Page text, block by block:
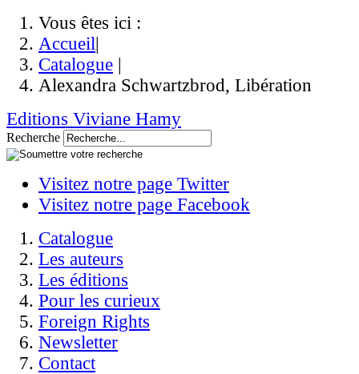
Vous êtes ici :
Accueil|
Catalogue |
Alexandra Schwartzbrod, Libération
Editions Viviane Hamy
Recherche
Visitez notre page Twitter
Visitez notre page Facebook
Catalogue
Les auteurs
Les éditions
Pour les curieux
Foreign Rights
Newsletter
Contact